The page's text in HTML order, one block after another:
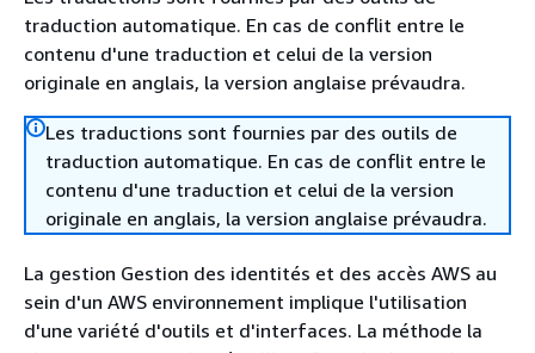
traduction automatique. En cas de conflit entre le
contenu d'une traduction et celui de la version
originale en anglais, la version anglaise prévaudra.
Les traductions sont fournies par des outils de
traduction automatique. En cas de conflit entre le
contenu d'une traduction et celui de la version
originale en anglais, la version anglaise prévaudra.
La gestion Gestion des identités et des accès AWS au
sein d'un AWS environnement implique l'utilisation
d'une variété d'outils et d'interfaces. La méthode la